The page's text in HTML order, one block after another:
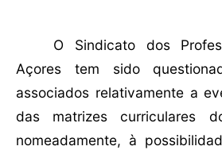
O Sindicato dos
Açores tem sido
associados relativamente a
das matrizes curriculares
nomeadamente, à